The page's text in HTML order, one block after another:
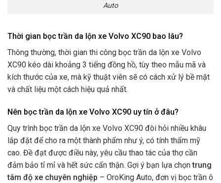
Auto
Thời gian bọc trần da lộn xe Volvo XC90 bao lâu?
Thông thường, thời gian thi công bọc trần da lộn xe Volvo
XC90 kéo dài khoảng 3 tiếng đồng hồ, tùy theo mẫu mã và
kích thước của xe, mà kỹ thuật viên sẽ có cách xử lý bề mặt
và chất liệu một cách hiệu quả nhất.
Nên bọc trần da lộn xe Volvo XC90 uy tín ở đâu?
Quy trình bọc trần da lộn xe Volvo XC90 đòi hỏi nhiều khâu
lắp đặt để cho ra một thành phẩm như ý, có tính thẩm mỹ
cao. Đề đạt được điều này, yêu cầu thao tác của thợ cần
đảm bảo tỉ mỉ và hết sức cẩn thận. Gợi ý bạn lựa chọntrung
tâm độ xe chuyên nghiệp – OroKing Auto, đơn vị bọc trần ô